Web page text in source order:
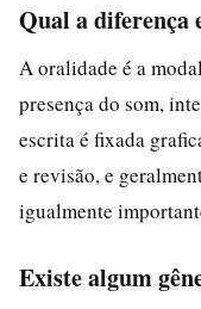
Qual a diferença
A oralidade é a
presença do som,
escrita é fixada
e revisão, e
igualmente
Existe algum